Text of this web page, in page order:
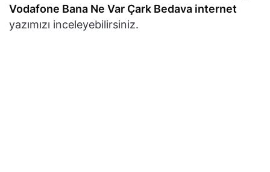
Vodafone Bana Ne Var Çark Bedava internet
yazımızı inceleyebilirsiniz.